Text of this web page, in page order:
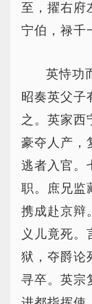
至，擢右府
宁伯，禄千
英恃功
昭奏英父子
之。英家西
豪夺人产，
逃者入官。
职。庶兄监
携成赴京辩
义儿竟死。
狱，夺爵论
寻卒。英宗